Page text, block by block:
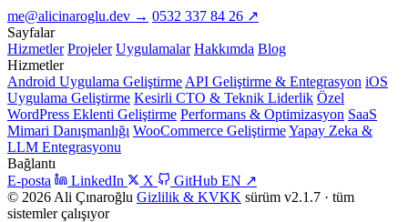
me@alicinaroglu.dev → 0532 337 84 26 ↗
Sayfalar
Hizmetler Projeler Uygulamalar Hakkımda Blog
Hizmetler
Android Uygulama Geliştirme API Geliştirme & Entegrasyon iOS
Uygulama Geliştirme Kesirli CTO & Teknik Liderlik Özel
WordPress Eklenti Geliştirme Performans & Optimizasyon SaaS
Mimari Danışmanlığı WooCommerce GeliştirmeYapay Zeka &
LLM Entegrasyonu
Bağlantı
E-posta
LinkedIn X GitHub EN ↗
© 2026 Ali Çınaroğlu Gizlilik & KVKK sürüm v2.1.7 · tüm
sistemler çalışıyor